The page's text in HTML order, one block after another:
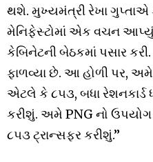
થશે. મુખ્યમંત્રી રેખા
મેનિફેસ્ટોમાં એક વચન
કેબિનેટની બેઠકમાં પસાર
ફાળવ્યા છે. આ હોળી પર,
એટલે કે ૮૫૩, બધા રેશનકાર્ડ
કરીશું. અમે PNG નો ઉપયોગ
૮૫૩ ટ્રાન્સફર કરીશું.”